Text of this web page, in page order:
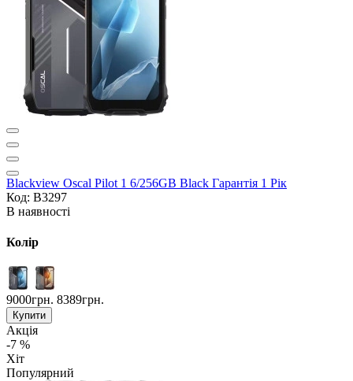
Blackview Oscal Pilot 1 6/256GB Black Гарантія 1 Рік
Код: B3297
В наявності
Колір
9000грн. 8389грн.
Купити
Акція
-7 %
Хіт
Популярний